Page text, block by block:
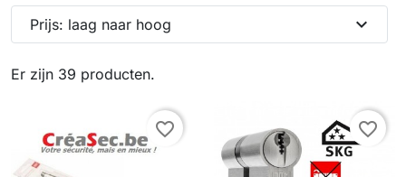
Er zijn 39 producten.
Prijs: laag naar hoog expand_more
favorite_border favorite_border